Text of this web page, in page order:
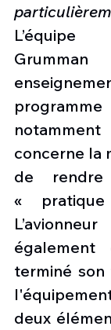
concerne la
de
«
terminé
deux